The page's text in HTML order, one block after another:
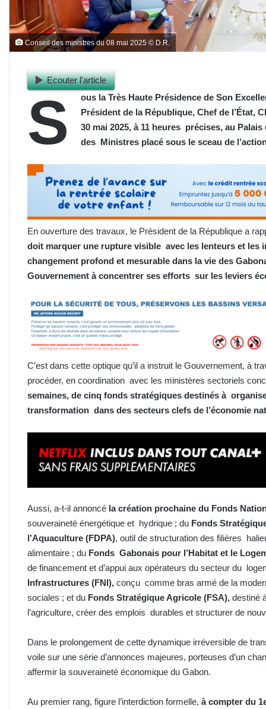
Conseil des ministres du 08 mai 2025 © D.R.
Ecouter l'article
S
ous la Très Haute Présidence de Son
Président de la République, Chef de l’État,
30 mai 2025, à 11 heures précises, au
des Ministres placé sous le sceau de
En ouverture des travaux, le Président de la République a
doit marquer une rupture visible avec les lenteurs et les
changement profond et mesurable dans la vie des
Gouvernement à concentrer ses efforts sur les leviers
C’est dans cette optique qu’il a instruit le Gouvernement, à
procéder, en coordination avec les ministères sectoriels
semaines, de cinq fonds stratégiques destinés à
transformation dans des secteurs clefs de l’économie
Aussi, a-t-il annoncé la création prochaine du Fonds
souveraineté énergétique et hydrique ; du Fonds
l’Aquaculture (FDPA), outil de structuration des filières
alimentaire ; du Fonds Gabonais pour l’Habitat et le
de financement et d’appui aux opérateurs du secteur du
Infrastructures (FNI), conçu comme bras armé de la
sociales ; et du Fonds Stratégique Agricole (FSA), destiné
l’agriculture, créer des emplois durables et structurer de
Dans le prolongement de cette dynamique irréversible de
voile sur une série d’annonces majeures, porteuses d’un
affermir la souveraineté économique du Gabon.
Au premier rang, figure l’interdiction formelle, à compter du